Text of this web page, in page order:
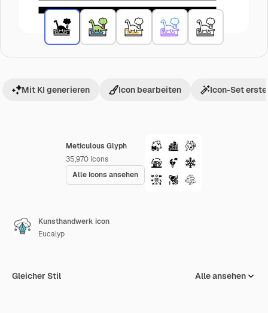
Meticulous Glyph
35,970 Icons
Alle Icons ansehen
Mit KI generieren Icon bearbeiten Icon-Set
Kunsthandwerk icon
Eucalyp
Gleicher Stil Alle ansehen